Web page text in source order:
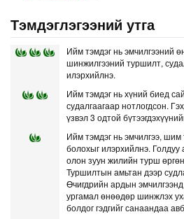
Тэмдэглэгээний утга
Ийм тэмдэг нь эмчилгээний
шинжилгээний туршилт,
илэрхийлнэ.
Ийм тэмдэг нь хүний биед
судалгаагаар нотлогдсон.
үзвэл 3 одтой
Ийм тэмдэг нь эмчилгээ, шим
болохыг илэрхийлнэ.
олон зуун жилийн турш өргөн
Туршилтын амьтан дээр
Өчигдрийн ардын
ургамал өнөөдөр шинжлэх
болдог гэдгийг санаандаа